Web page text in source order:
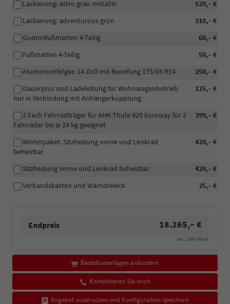
520,– €
Lackierung: astro grau metallic
310,– €
Lackierung: adventurous grün
60,– €
Gummifußmatten 4-Teilig
50,– €
Fußmatten 4-Teilig
250,– €
Aluminiumfelgen 14 Zoll mit Bereifung 175/65 R14
125,– €
Dauerplus und Ladeleitung für Wohnwagenbetrieb
nur in Verbindung mit Anhängerkupplung
399,– €
2 Fach Fahrradträger für AHK Thule 920 Euroway für 2
Fahrräder bis je 24 kg geeignet
420,– €
Winterpaket. Sitzheizung vorne und Lenkrad
beheizbar
420,– €
Sitzheizung vorne und Lenkrad beheizbar
25,– €
Verbandskasten und Warndreieck
Endpreis 18.265,– €
incl. 19% MwSt.
Bestellunterlagen anfordern
Kontaktieren Sie mich
Angebot ausdrucken und Konfiguration speichern